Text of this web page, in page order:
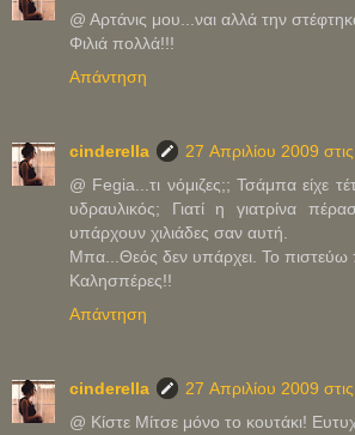
@ Αρτάνις μου...ναι αλλά την
Φιλιά πολλά!!!
Απάντηση
cinderella
27 Απριλίου 2009
@ Fegia...τι νόμιζες;; Τσάμπα είχε
υδραυλικός; Γιατί η γιατρίνα
υπάρχουν χιλιάδες σαν αυτή.
Μπα...Θεός δεν υπάρχει. Το πιστεύω
Καλησπέρες!!
Απάντηση
cinderella
27 Απριλίου 2009
@ Κίστε Μίτσε μόνο το κουτάκι!